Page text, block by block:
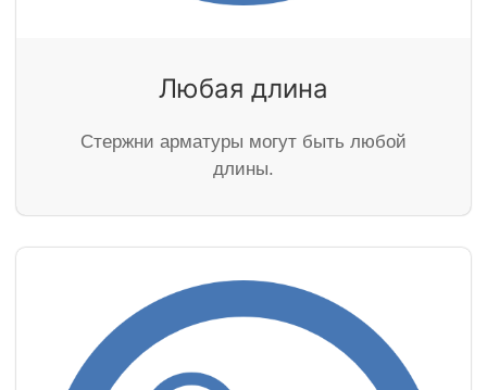
Любая длина
Стержни арматуры могут быть любой
длины.